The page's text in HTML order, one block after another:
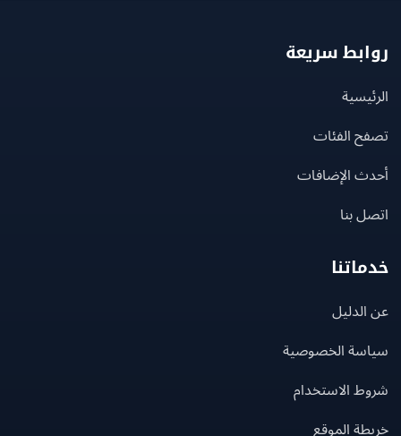
سريعة
الفئات
الإضافات
بنا
الخصوصية
الاستخدام
الموقع